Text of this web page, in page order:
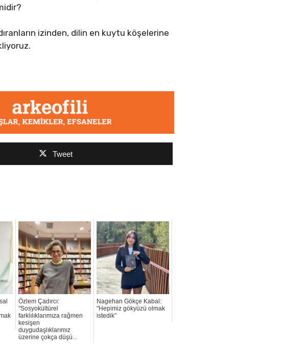
izinden, dilin en kuytu köşelerine
Tweet
Özlem Çadırcı:
"Sosyokültürel
farklılıklarımıza rağmen
kesişen
duygudaşlıklarımız
üzerine çokça düşü...
Nagehan Gökçe Kabal:
"Hepimiz gökyüzü olmak
istedik"